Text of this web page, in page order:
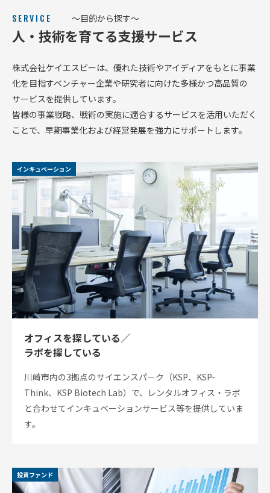
ワー
株式
ケイ
エス
のあ
ゆみ
交
動
オ
フィ
ラボ
投資
ファ
ンド
チン
グ
詳細・応募はこちら Kawasaki Deep Tech Ac...
SERVICE ～目的から探す～
人・技術を育てる支援サービス
株式会社ケイエスピーは、優れた技術やアイディアをもとに事業
化を目指すベンチャー企業や研究者に向けた多様かつ高品質の
サービスを提供しています。
皆様の事業戦略、戦術の実施に適合するサービスを活用いただく
ことで、早期事業化および経営発展を強力にサポートします。
インキュベーション
オフィスを探している／
ラボを探している
川崎市内の3拠点のサイエンスパーク（KSP、KSP-
Think、KSP Biotech Lab）で、レンタルオフィス・ラボ
と合わせてインキュベーションサービス等を提供していま
す。
投資ファンド